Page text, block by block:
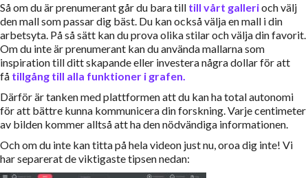
Så om du är prenumerant går du bara till till vårt gallerioch välj
den mall som passar dig bäst. Du kan också välja en mall i din
arbetsyta. På så sätt kan du prova olika stilar och välja din favorit.
Om du inte är prenumerant kan du använda mallarna som
inspiration till ditt skapande eller investera några dollar för att
få tillgång till alla funktioner i grafen.
Därför är tanken med plattformen att du kan ha total autonomi
för att bättre kunna kommunicera din forskning. Varje centimeter
av bilden kommer alltså att ha den nödvändiga informationen.
Och om du inte kan titta på hela videon just nu, oroa dig inte! Vi
har separerat de viktigaste tipsen nedan: